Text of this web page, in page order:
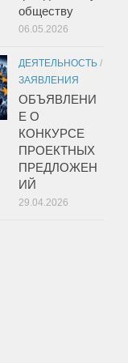
обществу
06.05.2026
ДЕЯТЕЛЬНОСТЬ /
ЗАЯВЛЕНИЯ
ОБЪЯВЛЕНИ
Е О
КОНКУРСЕ
ПРОЕКТНЫХ
ПРЕДЛОЖЕН
ИЙ
29.04.2026